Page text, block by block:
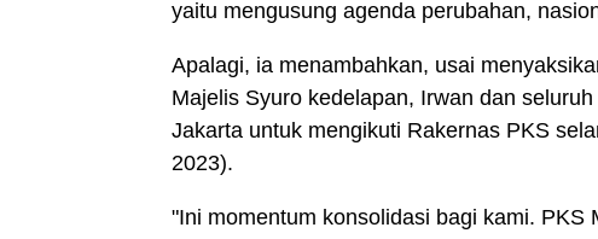
yaitu mengusung agenda perubahan,
Apalagi, ia menambahkan, usai
Majelis Syuro kedelapan, Irwan dan
Jakarta untuk mengikuti Rakernas PKS
2023).
"Ini momentum konsolidasi bagi kami. PKS